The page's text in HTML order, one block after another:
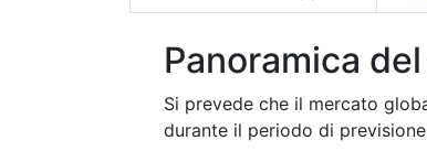
Panoramica
Si prevede che il mercato
durante il periodo di